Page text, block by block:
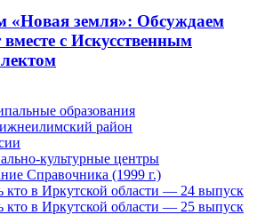
«Новая земля»: Обсуждаем
с Искусственным
образования
район
культурные центры
Справочника (1999 г.)
кто в Иркутской области — 24 выпуск
кто в Иркутской области — 25 выпуск